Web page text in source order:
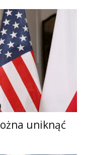
uniknąć